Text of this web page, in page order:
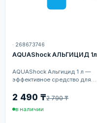
· 268673746
AQUAShock АЛЬГИЦИД 1л
AQUAShock Альгицид 1 л —
эффективное средство для
водорослей в бассей...
2 490 ₸2 790 ₸
в наличии